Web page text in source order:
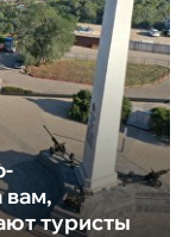
вам,
туристы